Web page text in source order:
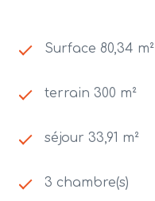
Surface 80,34 m²
terrain 300 m²
séjour 33,91 m²
3 chambre(s)